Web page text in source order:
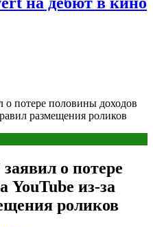
о потере половины доходов
размещения роликов
о потере
YouTube из-за
роликов